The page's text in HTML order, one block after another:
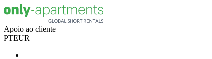
Apoio ao cliente
PTEUR